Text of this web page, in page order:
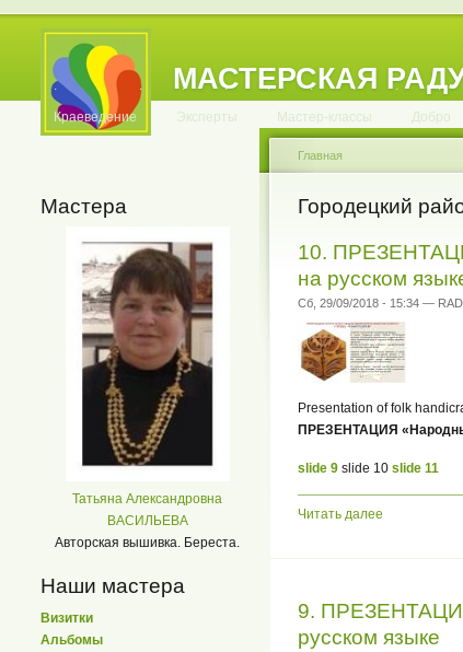
МАСТЕРСКАЯ
. . . . . . . . . .
Краеведение Эксперты Мастер-классы Добро
Мастера
Татьяна Александровна
ВАСИЛЬЕВА
Авторская вышивка. Береста.
Наши мастера
Визитки
Альбомы
Главная
Городецкий
10.
на русском
Сб, 29/09/2018 - 15:34 —
Presentation of folk
ПРЕЗЕНТАЦИЯ
slide 9 slide 10 slide 11
Читать далее
9.
русском языке